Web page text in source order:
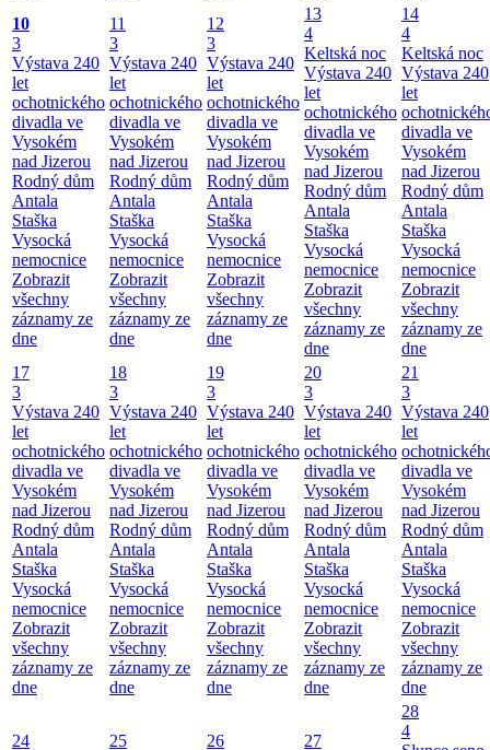
10
3
Výstava 240
let
ochotnického
divadla ve
Vysokém
nad Jizerou
Rodný dům
Antala
Staška
Vysocká
nemocnice
Zobrazit
všechny
záznamy ze
dne
11
3
Výstava 240
let
ochotnického
divadla ve
Vysokém
nad Jizerou
Rodný dům
Antala
Staška
Vysocká
nemocnice
Zobrazit
všechny
záznamy ze
dne
12
3
Výstava 240
let
ochotnického
divadla ve
Vysokém
nad Jizerou
Rodný dům
Antala
Staška
Vysocká
nemocnice
Zobrazit
všechny
záznamy ze
dne
13
4
Keltská noc
Výstava 240
let
ochotnického
divadla ve
Vysokém
nad Jizerou
Rodný dům
Antala
Staška
Vysocká
nemocnice
Zobrazit
všechny
záznamy ze
dne
14
4
Keltská noc
Výstava 240
let
divadla ve
Vysokém
nad Jizerou
Rodný dům
Antala
Staška
Vysocká
nemocnice
Zobrazit
všechny
záznamy ze
dne
17
3
Výstava 240
let
ochotnického
divadla ve
Vysokém
nad Jizerou
Rodný dům
Antala
Staška
Vysocká
nemocnice
Zobrazit
všechny
záznamy ze
dne
18
3
Výstava 240
let
ochotnického
divadla ve
Vysokém
nad Jizerou
Rodný dům
Antala
Staška
Vysocká
nemocnice
Zobrazit
všechny
záznamy ze
dne
19
3
Výstava 240
let
ochotnického
divadla ve
Vysokém
nad Jizerou
Rodný dům
Antala
Staška
Vysocká
nemocnice
Zobrazit
všechny
záznamy ze
dne
20
3
Výstava 240
let
ochotnického
divadla ve
Vysokém
nad Jizerou
Rodný dům
Antala
Staška
Vysocká
nemocnice
Zobrazit
všechny
záznamy ze
dne
21
3
Výstava 240
let
divadla ve
Vysokém
nad Jizerou
Rodný dům
Antala
Staška
Vysocká
nemocnice
Zobrazit
všechny
záznamy ze
dne
24
25
26
27
28
4